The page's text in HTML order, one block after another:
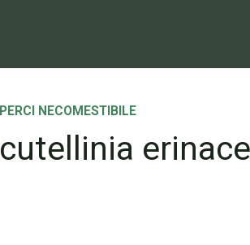
NECOMESTIBILE